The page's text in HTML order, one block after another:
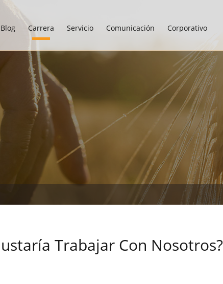
Blog Carrera Servicio Comunicación Corporativo
Trabajar Con Nosotros?